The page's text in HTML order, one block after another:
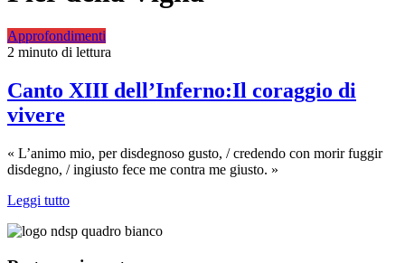
Approfondimenti
2 minuto di lettura
Canto XIII dell’Inferno:Il coraggio di
vivere
« L’animo mio, per disdegnoso gusto, / credendo con morir fuggir
disdegno, / ingiusto fece me contra me giusto. »
Leggi tutto